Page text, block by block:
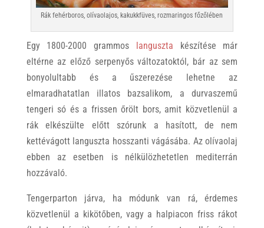
Rák fehérboros, olívaolajos, kakukkfüves, rozmaringos főzőlében
Egy 1800-2000 grammos languszta készítése már
eltérne az előző serpenyős változatoktól, bár az sem
bonyolultabb és a űszerezése lehetne az
elmaradhatatlan illatos bazsalikom, a durvaszemű
tengeri só és a frissen őrölt bors, amit közvetlenül a
rák elkészülte előtt szórunk a hasított, de nem
kettévágott languszta hosszanti vágásába. Az olívaolaj
ebben az esetben is nélkülözhetetlen mediterrán
hozzávaló.
Tengerparton járva, ha módunk van rá, érdemes
közvetlenül a kikötőben, vagy a halpiacon friss rákot